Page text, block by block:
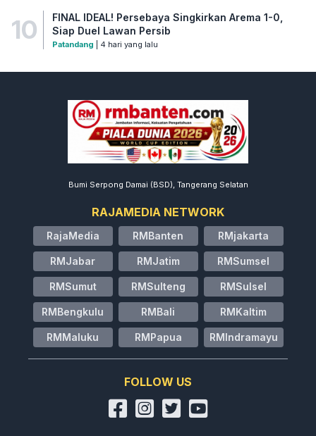
10
FINAL IDEAL! Persebaya Singkirkan Arema 1-0,
Siap Duel Lawan Persib
Patandang | 4 hari yang lalu
Bumi Serpong Damai (BSD), Tangerang Selatan
RAJAMEDIA NETWORK
RajaMedia RMBanten RMjakarta
RMJabar RMJatim RMSumsel
RMSumut RMSulteng RMSulsel
RMBengkulu RMBali RMKaltim
RMMaluku RMPapua RMIndramayu
FOLLOW US